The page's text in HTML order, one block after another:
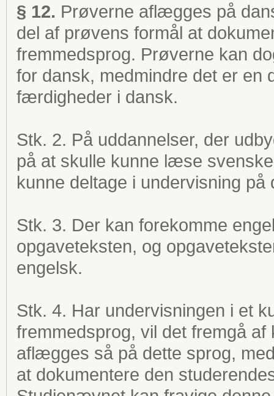
§ 12. Prøverne aflægges på
del af prøvens formål at
fremmedsprog. Prøverne kan
for dansk, medmindre det er en
færdigheder i dansk.
Stk. 2. På uddannelser, der
på at skulle kunne læse
kunne deltage i undervisning på
Stk. 3. Der kan forekomme
opgaveteksten, og
engelsk.
Stk. 4. Har undervisningen i et
fremmedsprog, vil det fremgå
aflægges så på dette sprog,
at dokumentere den